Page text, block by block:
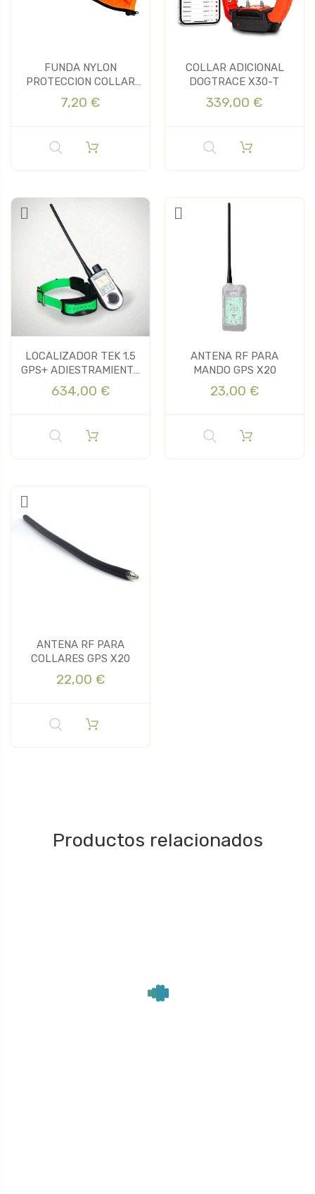
FUNDA NYLON
PROTECCION COLLAR
GPS DOGTRACE
7,20 €
COLLAR ADICIONAL
DOGTRACE X30-T
339,00 €
LOCALIZADOR TEK 1.5
GPS+ ADIESTRAMIENTO
SPORT DOG
634,00 €
ANTENA RF PARA
MANDO GPS X20
23,00 €
ANTENA RF PARA
COLLARES GPS X20
22,00 €
Productos relacionados